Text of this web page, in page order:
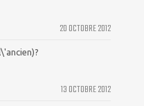
20 OCTOBRE 2012
13 OCTOBRE 2012